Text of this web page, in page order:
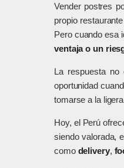
Vender postres
propio
Pero cuando esa
ventaja o un
La respuesta
oportunidad
tomarse a la
Hoy, el Perú
siendo valorada,
como delivery,